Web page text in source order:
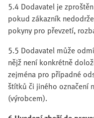
5.4 Dodavatel je
pokud zákazník
pokyny pro převzetí,
5.5 Dodavatel může
nějž není konkrétně
zejména pro případné
štítků či jiného označení
(výrobcem).